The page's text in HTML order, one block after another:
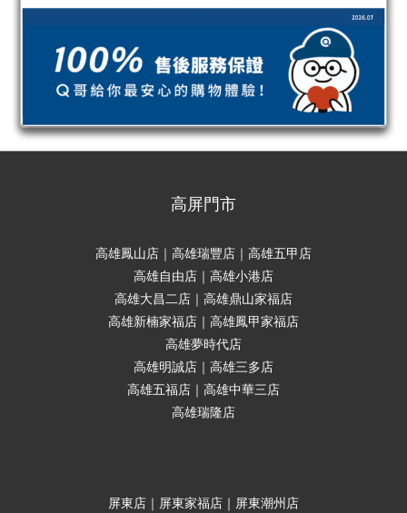
高屏門市
高雄鳳山店｜高雄瑞豐店｜高雄五甲店
高雄自由店｜高雄小港店
高雄大昌二店｜高雄鼎山家福店
高雄新楠家福店｜高雄鳳甲家福店
高雄夢時代店
高雄明誠店｜高雄三多店
高雄五福店｜高雄中華三店
高雄瑞隆店
屏東店｜屏東家福店｜屏東潮州店